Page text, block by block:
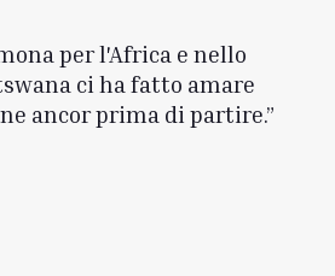
per l'Africa e nello
ci ha fatto amare
ancor prima di partire.